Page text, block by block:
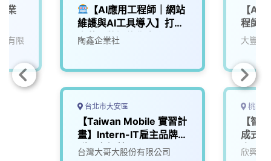
業
有限
【AI應用工程師｜網站
維護與AI工具導入】打造
陶藝品牌智能化未來
陶鑫企業社
台北市大安區
【Taiwan Mobile 實習計
畫】Intern-IT雇主品牌社
群內容經營
台灣大哥大股份有限公司
【AI
程師
大豐環
桃園
【智
成式
廠區)
欣興電